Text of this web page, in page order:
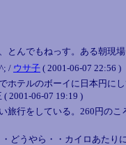
とんでもねっす。ある朝現
/ ウサ子 ( 2001-06-07 22:56 )
ホテルのボーイに日本円に
2001-06-07 19:19 )
旅行をしている。260円の
どうやら・・カイロあた